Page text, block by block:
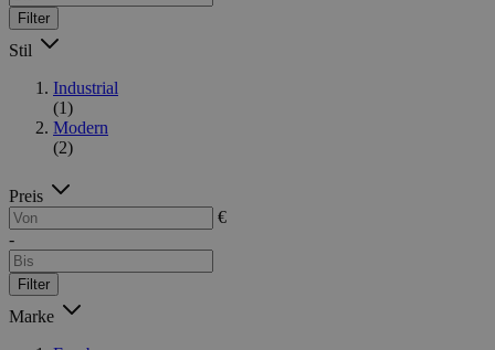
Filter
Stil
Industrial
(1)
Modern
(2)
Preis
€
-
Filter
Marke